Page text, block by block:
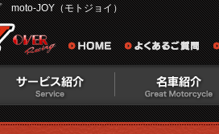
moto-JOY（モトジョイ）